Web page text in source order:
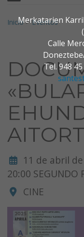
Merkatarien
Calle
Tel. 948
Buscar:
Inicio>Eventos
11 de abril
20:00 SEGUNDO
CINE